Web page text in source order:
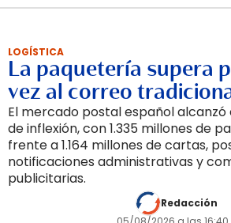
LOGÍSTICA
La paquetería supera
vez al correo
El mercado postal español alcanzó
de inflexión, con 1.335 millones de
frente a 1.164 millones de cartas,
notificaciones administrativas y
publicitarias.
Redacción